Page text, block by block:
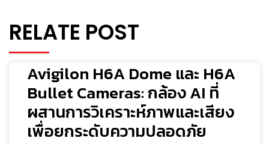
RELATE POST
Avigilon H6A Dome และ H6A
Bullet Cameras: กล้อง AI ที่
ผสานการวิเคราะห์ภาพและเสียง
เพื่อยกระดับความปลอดภัย